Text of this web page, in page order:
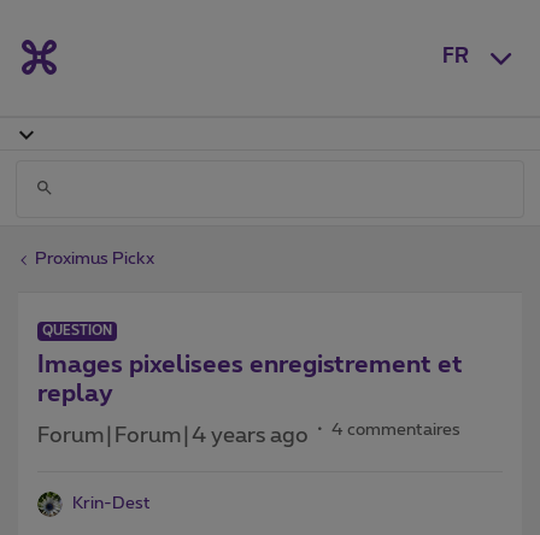
FR
Proximus Pickx
QUESTION
Images pixelisees enregistrement et
replay
Forum|Forum|4 years ago 4 commentaires
Krin-Dest